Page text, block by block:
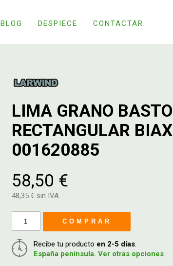
BLOG DESPIECE CONTACTAR
LIMA GRANO BASTO
RECTANGULAR
001620885
58,50 €
48,35 € sin IVA
COMPRAR
Recibe tu producto en 2-5 días.
España península. Ver otras opciones